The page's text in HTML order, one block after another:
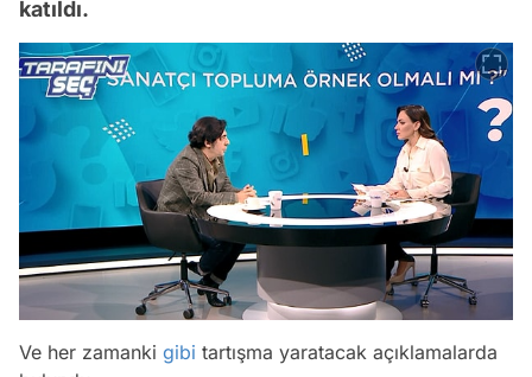
katıldı.
Ve her zamanki gibi tartışma yaratacak açıklamalarda